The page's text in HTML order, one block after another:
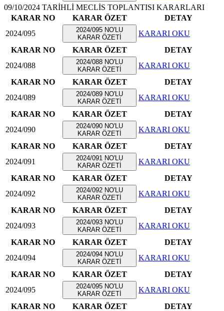
09/10/2024 TARİHLİ MECLİS TOPLANTISI KARARLARI
KARAR NO
KARAR ÖZET
DETAY
2024/095
2024/095 NO'LU
KARAR ÖZETİ
KARARI OKU
KARAR NO
KARAR ÖZET
DETAY
2024/088
2024/088 NO'LU
KARAR ÖZETİ
KARARI OKU
KARAR NO
KARAR ÖZET
DETAY
2024/089
2024/089 NO'LU
KARAR ÖZETİ
KARARI OKU
KARAR NO
KARAR ÖZET
DETAY
2024/090
2024/090 NO'LU
KARAR ÖZETİ
KARARI OKU
KARAR NO
KARAR ÖZET
DETAY
2024/091
2024/091 NO'LU
KARAR ÖZETİ
KARARI OKU
KARAR NO
KARAR ÖZET
DETAY
2024/092
2024/092 NO'LU
KARAR ÖZETİ
KARARI OKU
KARAR NO
KARAR ÖZET
DETAY
2024/093
2024/093 NO'LU
KARAR ÖZETİ
KARARI OKU
KARAR NO
KARAR ÖZET
DETAY
2024/094
2024/094 NO'LU
KARAR ÖZETİ
KARARI OKU
KARAR NO
KARAR ÖZET
DETAY
2024/095
2024/095 NO'LU
KARAR ÖZETİ
KARARI OKU
KARAR NO
KARAR ÖZET
DETAY